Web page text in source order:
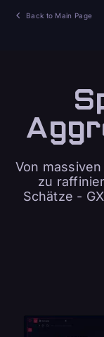
Back to Main Page
Von
zu
Schätze -